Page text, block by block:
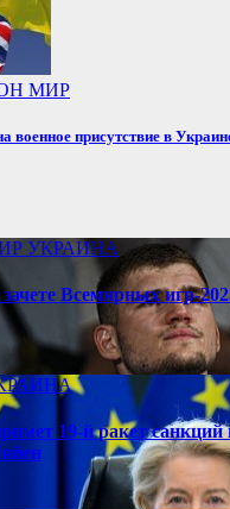
МИР
военное присутствие в
УКРАИНА
Всемирных игр-
19-й ракет